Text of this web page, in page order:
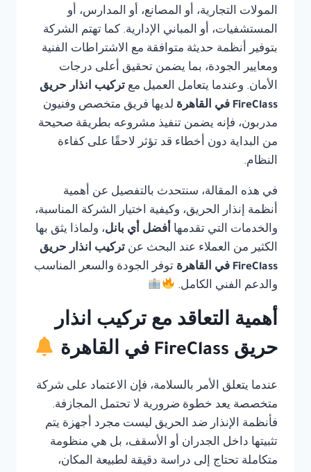
المولات التجارية، أو المصانع، أو المدارس، أو
المستشفيات، أو المباني الإدارية. كما تهتم الشركة
بتوفير أنظمة حديثة متوافقة مع الاشتراطات الفنية
ومعايير الجودة، بما يضمن تحقيق أعلى درجات
الأمان. وعندما يتعامل العميل مع تركيب انذار حريق
FireClass في القاهرة
لديها فريق متخصص وفنيون
مدربون، فإنه يضمن تنفيذ مشروعه بطريقة صحيحة
من البداية دون أخطاء قد تؤثر لاحقًا على كفاءة
النظام.
في هذه المقالة، سنتحدث بالتفصيل عن أهمية
أنظمة إنذار الحريق، وكيفية اختيار الشركة المناسبة،
والخدمات التي تقدمها أفضل أي بانل، ولماذا يثق بها
الكثير من العملاء عند البحث عن تركيب انذار حريق
FireClass في القاهرة
توفر الجودة والسعر المناسب
والدعم الفني الكامل.
أهمية التعاقد مع تركيب انذار
حريق FireClass في القاهرة
عندما يتعلق الأمر بالسلامة، فإن الاعتماد على شركة
متخصصة يعد خطوة ضرورية لا تحتمل المجازفة.
فأنظمة الإنذار ضد الحريق ليست مجرد أجهزة يتم
تثبيتها داخل الجدران أو الأسقف، بل هي منظومة
متكاملة تحتاج إلى دراسة دقيقة لطبيعة المكان،